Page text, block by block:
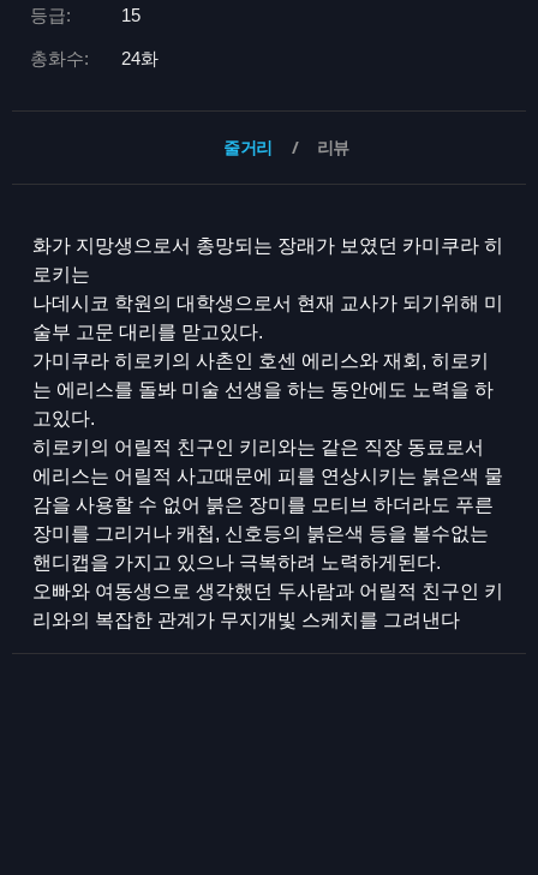
등급: 15
총화수: 24화
줄거리 리뷰
화가 지망생으로서 총망되는 장래가 보였던 카미쿠라 히
로키는
나데시코 학원의 대학생으로서 현재 교사가 되기위해 미
술부 고문 대리를 맏고있다.
가미쿠라 히로키의 사촌인 호센 에리스와 재회, 히로키
는 에리스를 돌봐 미술 선생을 하는 동안에도 노력을 하
고있다.
히로키의 어릴적 친구인 키리와는 같은 직장 동료로서
에리스는 어릴적 사고때문에 피를 연상시키는 붉은색 물
감을 사용할 수 없어 붉은 장미를 모티브 하더라도 푸른
장미를 그리거나 캐첩, 신호등의 붉은색 등을 볼수없는
핸디캡을 가지고 있으나 극복하려 노력하게된다.
오빠와 여동생으로 생각했던 두사람과 어릴적 친구인 키
리와의 복잡한 관계가 무지개빛 스케치를 그려낸다